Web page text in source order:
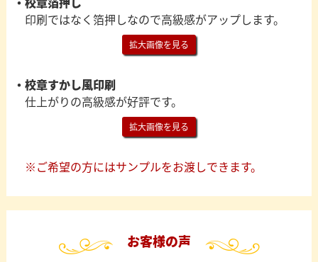
印刷ではなく箔押しなので高級感がアップします。
拡大画像を見る
・校章すかし風印刷
仕上がりの高級感が好評です。
拡大画像を見る
※ご希望の方にはサンプルをお渡しできます。
お客様の声